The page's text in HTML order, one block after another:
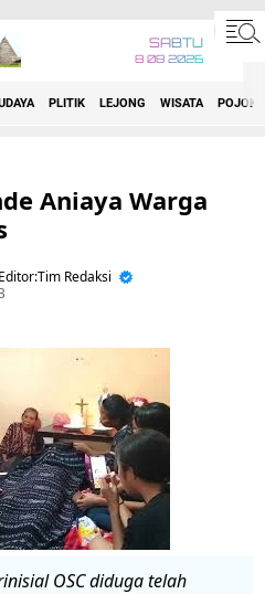
SABTU
8 08 2026
PLITIK LEJONG WISATA POJOK
Aniaya Warga
Redaksi
OSC diduga telah